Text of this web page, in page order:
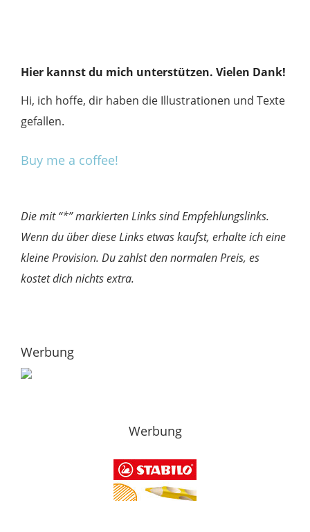
Hier kannst du mich unterstützen. Vielen Dank!
Hi, ich hoffe, dir haben die Illustrationen und Texte
gefallen.
Buy me a coffee!
Die mit “*” markierten Links sind Empfehlungslinks.
Wenn du über diese Links etwas kaufst, erhalte ich eine
kleine Provision. Du zahlst den normalen Preis, es
kostet dich nichts extra.
Werbung
Werbung